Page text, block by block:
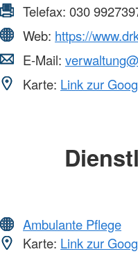
Telefax: 030
Web: https://
E-Mail:
Karte: Link zur
Ambulante Pflege
Karte: Link zur